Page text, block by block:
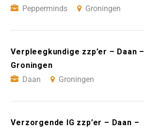
Pepperminds
Groningen
Verpleegkundige zzp’er – Daan –
Groningen
Daan
Groningen
Verzorgende IG zzp’er – Daan –